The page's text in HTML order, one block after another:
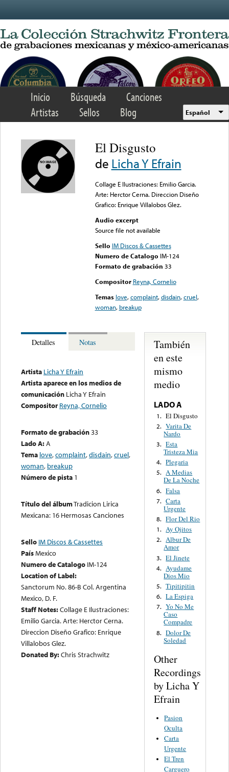
Inicio Búsqueda
Canciones
Artistas
Sellos Blog Español
El Disgusto
de Licha Y Efrain
Collage E Ilustraciones: Emilio Garcia.
Arte: Herctor Cerna. Direccion Diseño
Grafico: Enrique Villalobos Glez.
Audio excerpt
Source file not available
Sello IM Discos & Cassettes
Numero de Catalogo IM-124
Formato de grabación 33
Compositor Reyna, Cornelio
Temas love,complaint,disdain,cruel,
woman, breakup
Detalles Notas
Artista Licha Y Efrain
Artista aparece en los medios de
comunicación Licha Y Efrain
Compositor Reyna, Cornelio
Formato de grabación33
Lado A:A
Tema love,complaint,disdain,cruel,
woman, breakup
Número de pista 1
Título del álbumTradicion Lirica
Mexicana: 16 Hermosas Canciones
Sello IM Discos & Cassettes
PaísMexico
Numero de Catalogo IM-124
Location of Label:
Sanctorum No. 86-B Col. Argentina
Mexico, D. F.
Staff Notes:Collage E Ilustraciones:
Emilio Garcia. Arte: Herctor Cerna.
Direccion Diseño Grafico: Enrique
Villalobos Glez.
Donated By:Chris Strachwitz
También
en este
mismo
medio
LADO A
1. El Disgusto
2. Varita De
Nardo
3. Esta
Tristeza Mia
4. Plegaria
5. A Medias
De La Noche
6. Falsa
7. Carta
Urgente
8. Flor Del Rio
1. Ay Ojitos
2. Albur De
Amor
3. El Jinete
4. Ayudame
Dios Mio
5. Tipitipitin
6. La Espiga
7. Yo No Me
Caso
Compadre
8. Dolor De
Soledad
Other
Recordings
by Licha Y
Efrain
Pasion
Oculta
Carta
Urgente
El Tren
Carguero